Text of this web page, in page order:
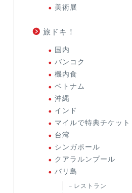
美術展
旅ドキ！
国内
バンコク
機内食
ベトナム
沖縄
インド
マイルで特典チケット
台湾
シンガポール
クアラルンプール
バリ島
－レストラン